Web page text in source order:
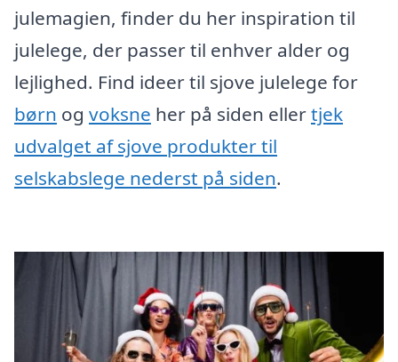
julemagien, finder du her inspiration til
julelege, der passer til enhver alder og
lejlighed. Find ideer til sjove julelege for
børn og voksne her på siden ellertjek
udvalget af sjove produkter til
selskabslege nederst på siden.